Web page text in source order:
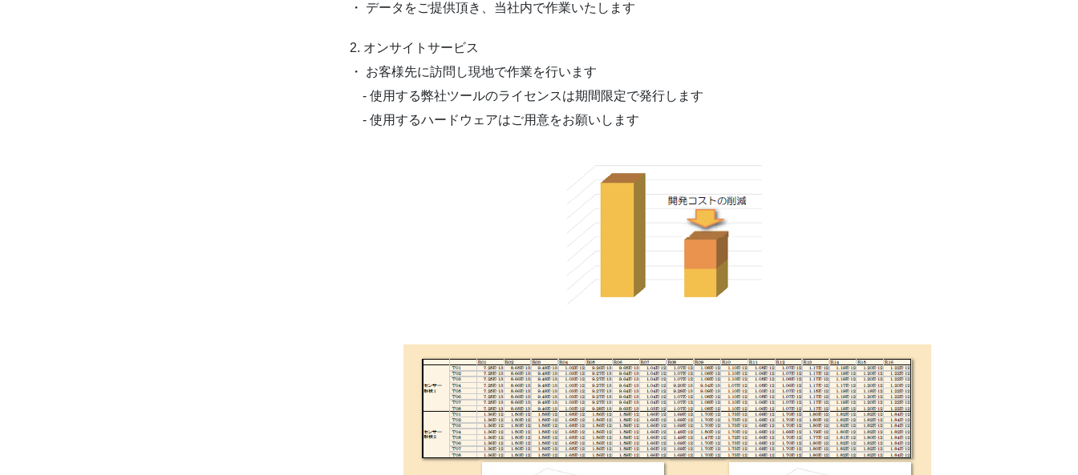
・ データをご提供頂き、当社内で作業いたします
2. オンサイトサービス
・ お客様先に訪問し現地で作業を行います
- 使用する弊社ツールのライセンスは期間限定で発行します
- 使用するハードウェアはご用意をお願いします